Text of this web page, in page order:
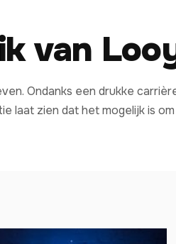
van
Ondanks een drukke
laat zien dat het mogelijk is